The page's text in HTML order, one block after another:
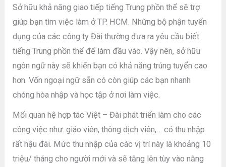
Sở hữu khả năng giao tiếp tiếng Trung phồn thể sẽ trợ
giúp bạn tìm việc làm ở TP. HCM. Những bộ phận tuyển
dụng của các công ty Đài thường đưa ra yêu cầu biết
tiếng Trung phồn thể để làm đầu vào. Vậy nên, sở hữu
ngôn ngữ này sẽ khiến bạn có khả năng trúng tuyển cao
hơn. Vốn ngoại ngữ sẵn có còn giúp các bạn nhanh
chóng hòa nhập và học tập ở nơi làm việc.
Mối quan hệ hợp tác Việt – Đài phát triển làm cho các
công việc như: giáo viên, thông dịch viên,… có thu nhập
rất hậu đãi. Mức thu nhập của các vị trí này là khoảng 10
triệu/ tháng cho người mới và sẽ tăng lên tùy vào năng